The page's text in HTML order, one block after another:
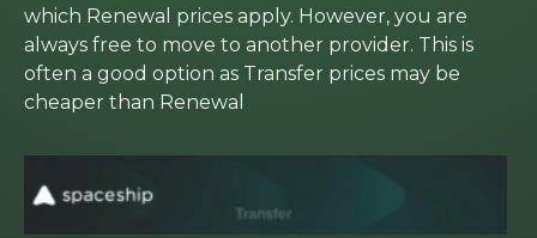
which Renewal prices apply. However, you are
always free to move to another provider. This is
often a good option as Transfer prices may be
cheaper than Renewal